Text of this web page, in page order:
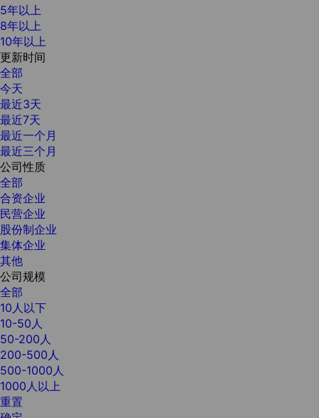
5年以上
8年以上
10年以上
更新时间
全部
今天
最近3天
最近7天
最近一个月
最近三个月
公司性质
全部
合资企业
民营企业
股份制企业
集体企业
其他
公司规模
全部
10人以下
10-50人
50-200人
200-500人
500-1000人
1000人以上
重置